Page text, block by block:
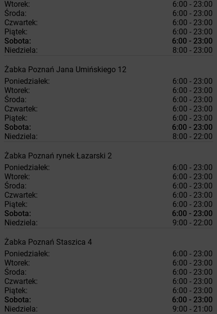
Wtorek:
6:00 - 23:00
Środa:
6:00 - 23:00
Czwartek:
6:00 - 23:00
Piątek:
6:00 - 23:00
Sobota:
6:00 - 23:00
Niedziela:
8:00 - 23:00
Żabka Poznań Jana Umińskiego 12
Poniedziałek:
6:00 - 23:00
Wtorek:
6:00 - 23:00
Środa:
6:00 - 23:00
Czwartek:
6:00 - 23:00
Piątek:
6:00 - 23:00
Sobota:
6:00 - 23:00
Niedziela:
8:00 - 22:00
Żabka Poznań rynek Łazarski 2
Poniedziałek:
6:00 - 23:00
Wtorek:
6:00 - 23:00
Środa:
6:00 - 23:00
Czwartek:
6:00 - 23:00
Piątek:
6:00 - 23:00
Sobota:
6:00 - 23:00
Niedziela:
9:00 - 22:00
Żabka Poznań Staszica 4
Poniedziałek:
6:00 - 23:00
Wtorek:
6:00 - 23:00
Środa:
6:00 - 23:00
Czwartek:
6:00 - 23:00
Piątek:
6:00 - 23:00
Sobota:
6:00 - 23:00
Niedziela:
9:00 - 21:00